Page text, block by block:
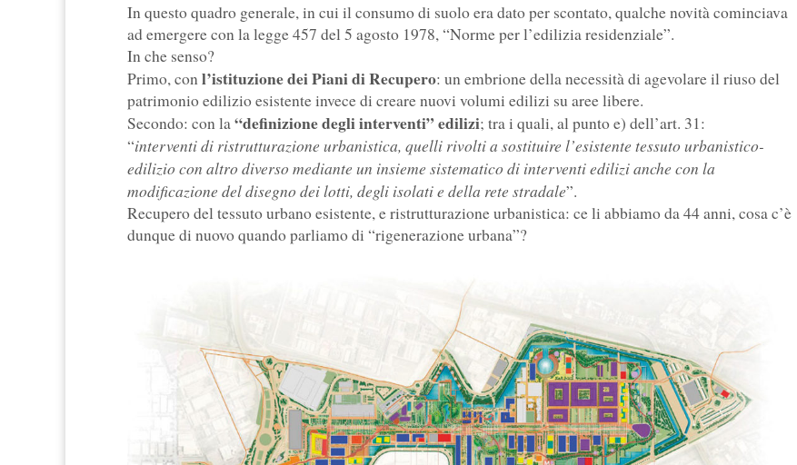
In questo quadro generale, in cui il consumo di suolo era dato per scontato, qualche novità cominciava
ad emergere con la legge 457 del 5 agosto 1978, “Norme per l’edilizia residenziale”.
In che senso?
Primo, conl’istituzione dei Piani di Recupero: un embrione della necessità di agevolare il riuso del
patrimonio edilizio esistente invece di creare nuovi volumi edilizi su aree libere.
Secondo: con la“definizione degli interventi” edilizi; tra i quali, al punto e) dell’art. 31:
“interventi di ristrutturazione urbanistica, quelli rivolti a sostituire l’esistente tessuto urbanistico-
edilizio con altro diverso mediante un insieme sistematico di interventi edilizi anche con la
modificazione del disegno dei lotti, degli isolati e della rete stradale”.
Recupero del tessuto urbano esistente, e ristrutturazione urbanistica: ce li abbiamo da 44 anni, cosa c’è
dunque di nuovo quando parliamo di “rigenerazione urbana”?